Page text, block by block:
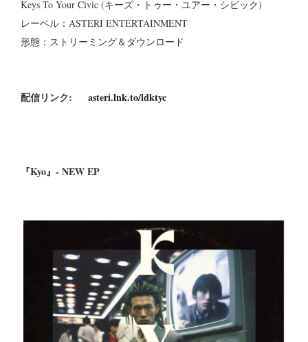
Keys To Your Civic (キーズ・トゥー・ユアー・シビック)
レーベル：ASTERI ENTERTAINMENT
形態：ストリーミング＆ダウンロード
配信リンク: asteri.lnk.to/ldktyc
『Kyo』- NEW EP